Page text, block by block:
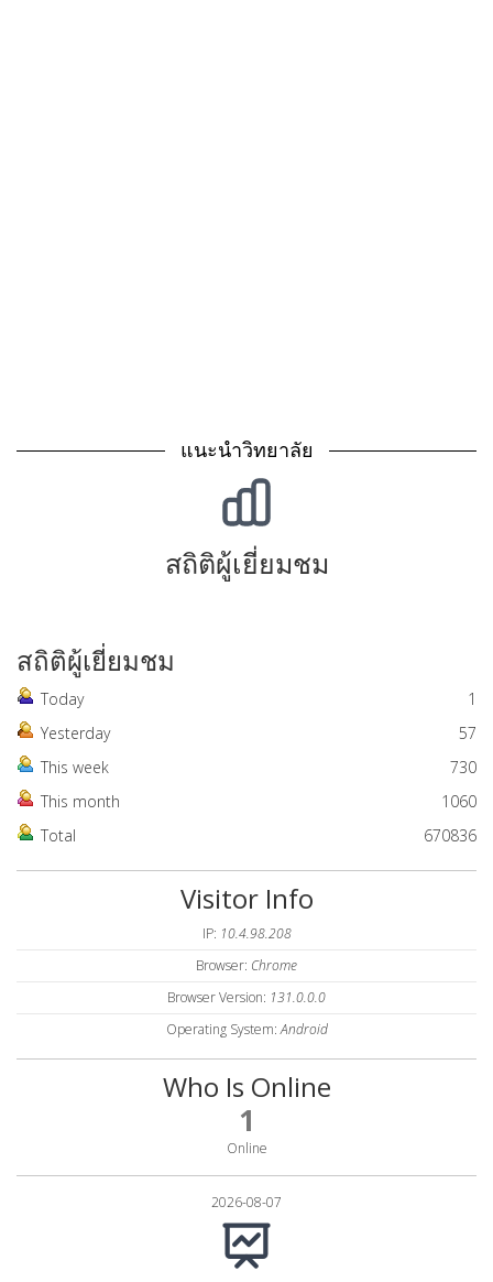
แนะนำวิทยาลัย
สถิติผู้เยี่ยมชม
สถิติผู้เยี่ยมชม
Today
1
Yesterday
57
This week
730
This month
1060
Total
670836
Visitor Info
IP: 10.4.98.208
Browser: Chrome
Browser Version: 131.0.0.0
Operating System:Android
Who Is Online
1
Online
2026-08-07